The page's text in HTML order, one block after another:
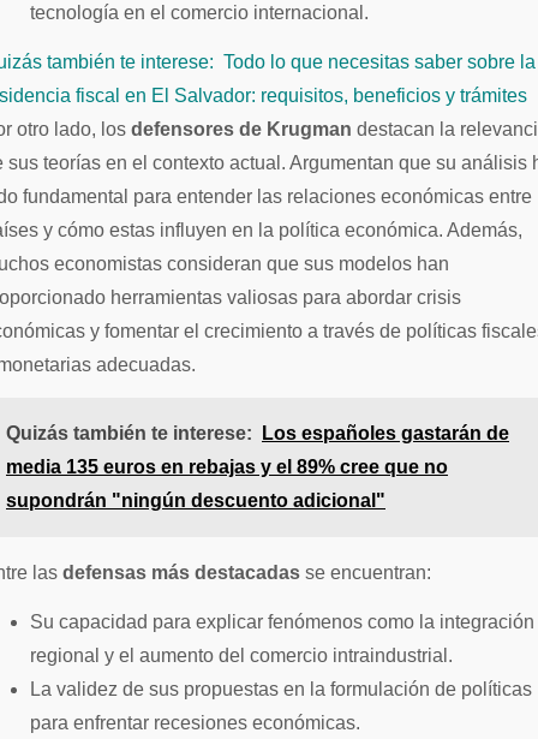
tecnología en el comercio internacional.
también te interese: Todo lo que necesitas saber sobre la
fiscal en El Salvador: requisitos, beneficios y trámites
otro lado, los defensores de Krugman destacan la
sus teorías en el contexto actual. Argumentan que su análisis
fundamental para entender las relaciones económicas entre
y cómo estas influyen en la política económica. Además,
economistas consideran que sus modelos han
herramientas valiosas para abordar crisis
y fomentar el crecimiento a través de políticas
adecuadas.
Quizás también te interese:
Los españoles gastarán de
media 135 euros en rebajas y el 89% cree que no
supondrán "ningún descuento adicional"
las defensas más destacadas se encuentran:
Su capacidad para explicar fenómenos como la integración
regional y el aumento del comercio intraindustrial.
La validez de sus propuestas en la formulación de políticas
para enfrentar recesiones económicas.